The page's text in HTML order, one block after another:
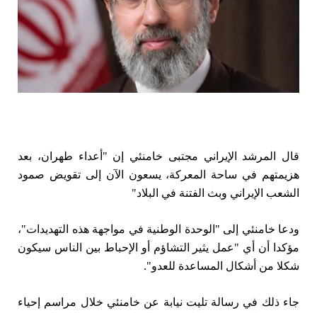
قال المرشد الإيراني مجتبى خامنئي إن "أعداء ​طهران، بعد
هزيمتهم في ساحة ‌المعركة، يسعون الآن إلى تقويض ‌صمود
‌الشعب الإيراني وبث الفتنة في البلاد"
ودعا خامنئي إلى "الوحدة الوطنية ‌في مواجهة ‌هذه ⁠التهديدات"،
مؤكدا أن أي "عمل يثير التشاؤم أو ⁠الإحباط ‌بين الناس سيكون
⁠شكلا من أشكال المساعدة للعدو".
جاء ⁠ذلك في ​رسالة تليت ⁠نيابة ​عن خامنئي خلال مراسم إحياء